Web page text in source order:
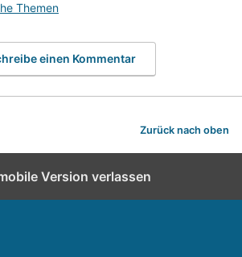
Themen
einen Kommentar
Zurück nach oben
Version verlassen